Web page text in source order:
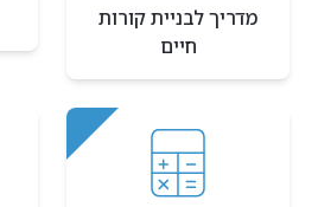
מדריך לבניית קורות
חיים